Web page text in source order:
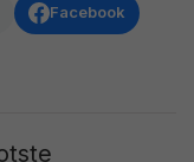
Facebook